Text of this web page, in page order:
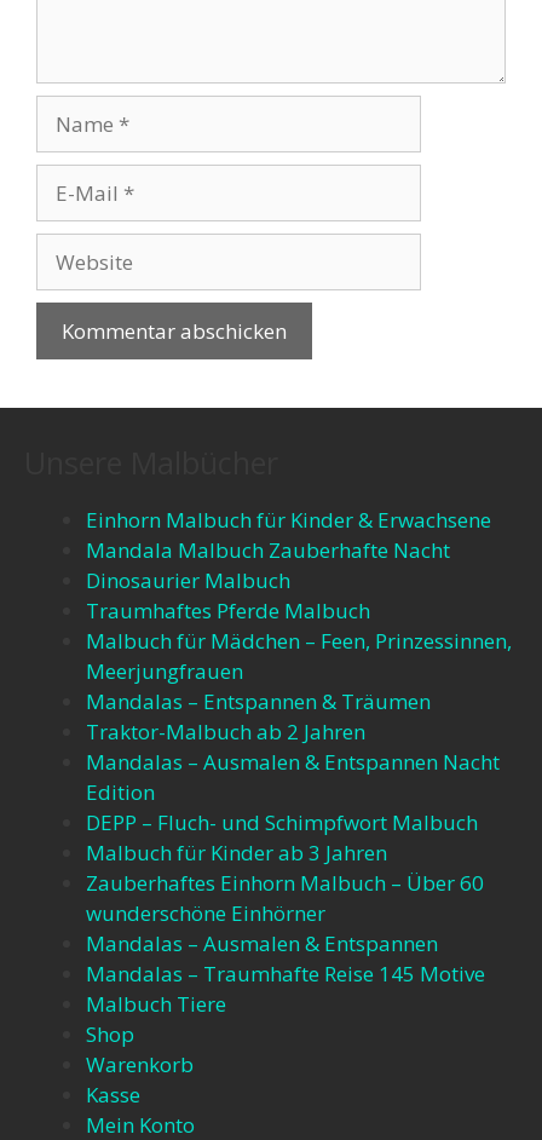
Einhorn Malbuch für Kinder & Erwachsene
Mandala Malbuch Zauberhafte Nacht
Dinosaurier Malbuch
Traumhaftes Pferde Malbuch
Malbuch für Mädchen – Feen, Prinzessinnen,
Meerjungfrauen​
Mandalas – Entspannen & Träumen​
Traktor-Malbuch ab 2 Jahren​
Mandalas – Ausmalen & Entspannen​ Nacht
Edition
DEPP – Fluch- und Schimpfwort Malbuch​
Malbuch für Kinder ab 3 Jahren​
Zauberhaftes Einhorn Malbuch – Über 60
wunderschöne Einhörner​
Mandalas – Ausmalen & Entspannen​
Mandalas – Traumhafte Reise 145 Motive​
Malbuch Tiere
Shop
Warenkorb
Kasse
Mein Konto